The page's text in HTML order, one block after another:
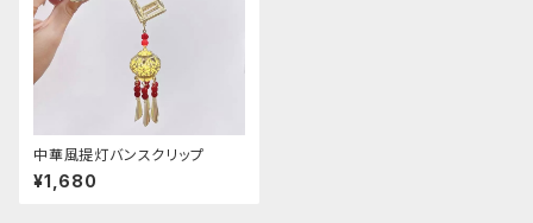
中華風提灯バンスクリップ
¥1,680